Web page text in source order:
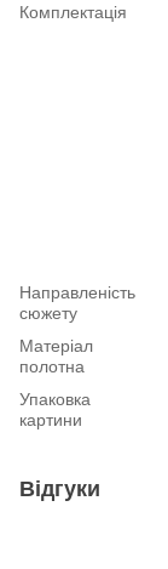
Комплектація
Направленість
сюжету
Матеріал
полотна
Упаковка
картини
Відгуки